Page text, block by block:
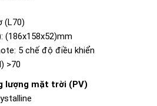
(L70)
(186x158x52)mm
5 chế độ điều khiển
>70
lượng mặt trời (PV)